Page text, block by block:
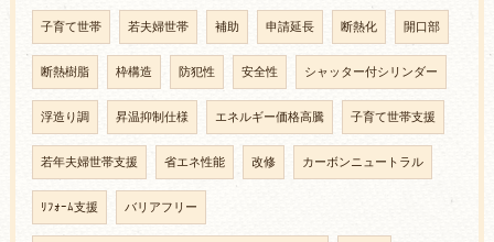
子育て世帯 若夫婦世帯 補助 申請延長 断熱化 開口部
断熱樹脂 枠構造 防犯性 安全性 シャッター付シリンダー
浮造り調 昇温抑制仕様 エネルギー価格高騰 子育て世帯支援
若年夫婦世帯支援 省エネ性能 改修 カーボンニュートラル
ﾘﾌｫｰﾑ支援 バリアフリー